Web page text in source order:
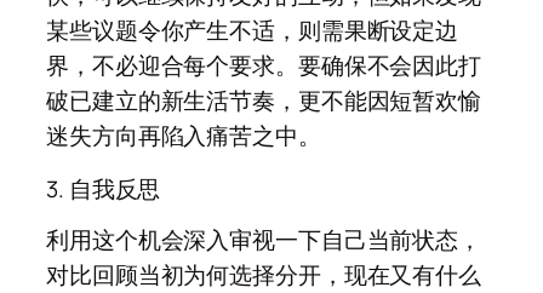
某些议题令你产生不适，则需果断设定边
界，不必迎合每个要求。要确保不会因此打
破已建立的新生活节奏，更不能因短暂欢愉
迷失方向再陷入痛苦之中。
3. 自我反思
利用这个机会深入审视一下自己当前状态，
对比回顾当初为何选择分开，现在又有什么